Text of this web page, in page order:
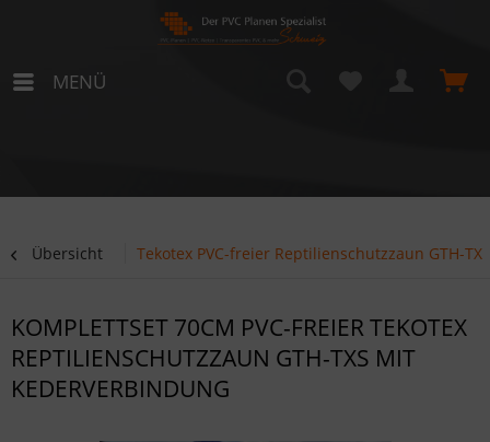
MENÜ
Übersicht Tekotex PVC-freier Reptilienschutzzaun GTH-TX
KOMPLETTSET 70CM PVC-FREIER TEKOTEX
REPTILIENSCHUTZZAUN GTH-TXS MIT
KEDERVERBINDUNG